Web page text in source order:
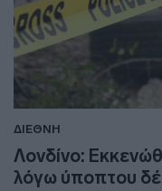
ΔΙΕΘΝΗ
Λονδίνο:
λόγω ύποπτου